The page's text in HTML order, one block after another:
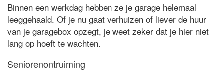
Binnen een werkdag hebben ze je garage helemaal
leeggehaald. Of je nu gaat verhuizen of liever de huur
van je garagebox opzegt, je weet zeker dat je hier niet
lang op hoeft te wachten.
Seniorenontruiming